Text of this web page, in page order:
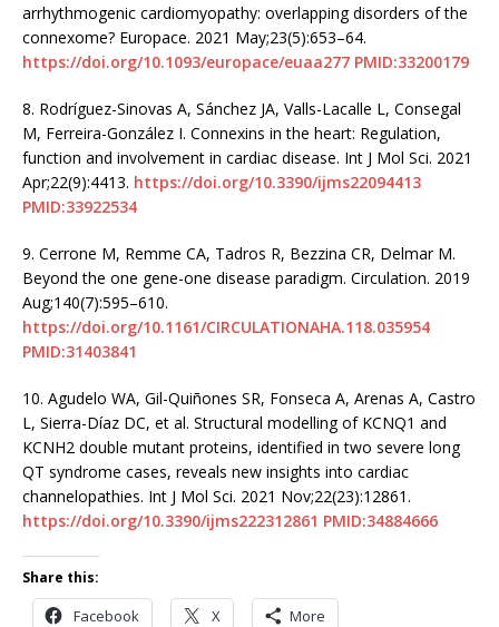
arrhythmogenic cardiomyopathy: overlapping disorders of the
connexome? Europace. 2021 May;23(5):653–64.
https://doi.org/10.1093/europace/euaa277 PMID:33200179
8. Rodríguez-Sinovas A, Sánchez JA, Valls-Lacalle L, Consegal
M, Ferreira-González I. Connexins in the heart: Regulation,
function and involvement in cardiac disease. Int J Mol Sci. 2021
Apr;22(9):4413. https://doi.org/10.3390/ijms22094413
PMID:33922534
9. Cerrone M, Remme CA, Tadros R, Bezzina CR, Delmar M.
Beyond the one gene-one disease paradigm. Circulation. 2019
Aug;140(7):595–610.
https://doi.org/10.1161/CIRCULATIONAHA.118.035954
PMID:31403841
10. Agudelo WA, Gil-Quiñones SR, Fonseca A, Arenas A, Castro
L, Sierra-Díaz DC, et al. Structural modelling of KCNQ1 and
KCNH2 double mutant proteins, identified in two severe long
QT syndrome cases, reveals new insights into cardiac
channelopathies. Int J Mol Sci. 2021 Nov;22(23):12861.
https://doi.org/10.3390/ijms222312861 PMID:34884666
Share this:
Facebook X More